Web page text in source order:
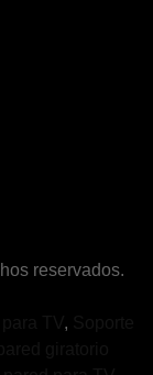
reservados.
,